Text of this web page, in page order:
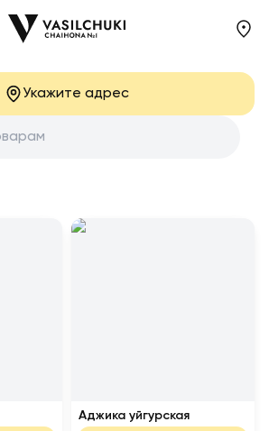
Укажите адрес
на дом в Грозном
Аджика уйгурская